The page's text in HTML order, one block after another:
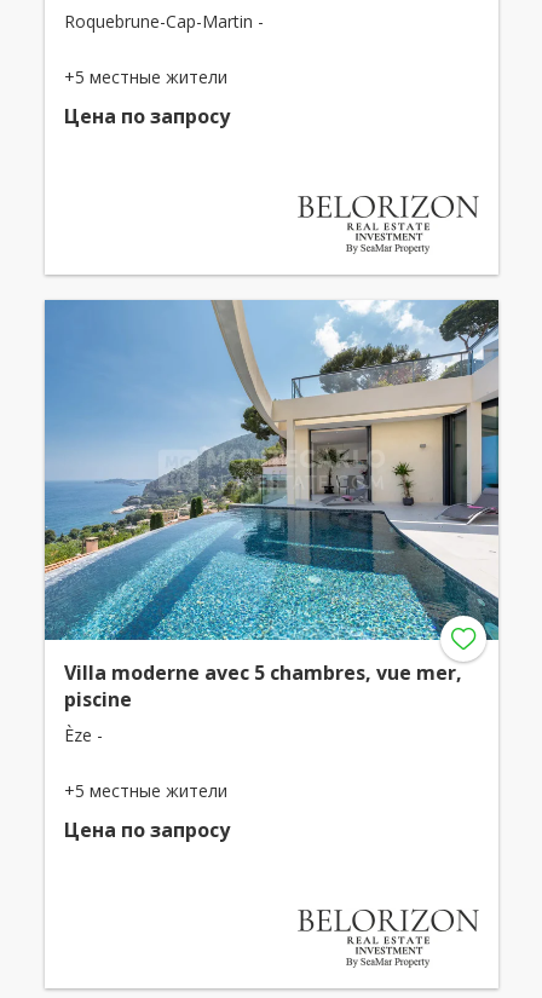
Roquebrune-Cap-Martin -
+5 местные жители
Цена по запросу
Villa moderne avec 5 chambres, vue mer,
piscine
Èze -
+5 местные жители
Цена по запросу